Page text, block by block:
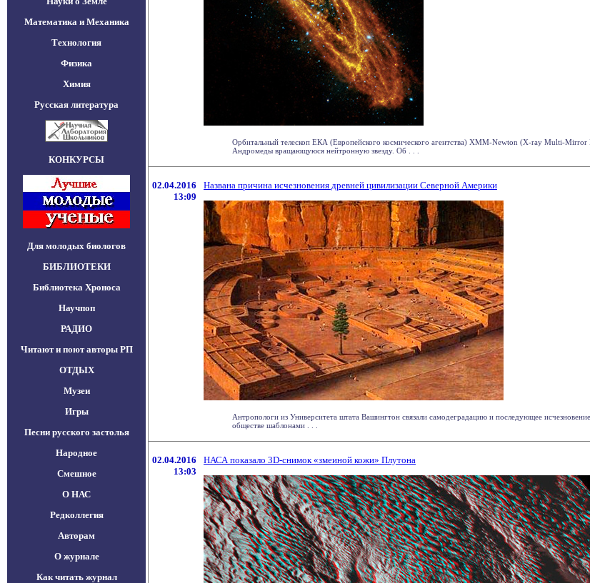
Математика и Механика
Технология
Физика
Химия
Русская литература
КОНКУРСЫ
Для молодых биологов
БИБЛИОТЕКИ
Библиотека Хроноса
Научпоп
РАДИО
Читают и поют авторы РП
ОТДЫХ
Музеи
Игры
Песни русского застолья
Народное
Смешное
О НАС
Редколлегия
Авторам
О журнале
Как читать журнал
Орбитальный телескоп ЕКА (Европейского космического агентства) XMM-Newton (X-ray Multi-
Андромеды вращающуюся нейтронную звезду. Об . . .
02.04.2016
13:09
Названа причина исчезновения древней цивилизации Северной Америки
Антропологи из Университета штата Вашингтон связали самодеградацию и последующее
обществе шаблонами . . .
02.04.2016
13:03
НАСА показало 3D-снимок «змеиной кожи» Плутона